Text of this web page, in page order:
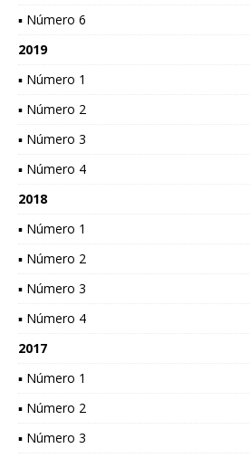
▪ Número 6
2019
▪ Número 1
▪ Número 2
▪ Número 3
▪ Número 4
2018
▪ Número 1
▪ Número 2
▪ Número 3
▪ Número 4
2017
▪ Número 1
▪ Número 2
▪ Número 3